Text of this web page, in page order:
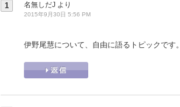
1 名無しだJ より
2015年9月30日 5:56 PM
伊野尾慧について、自由に語るトピックです。